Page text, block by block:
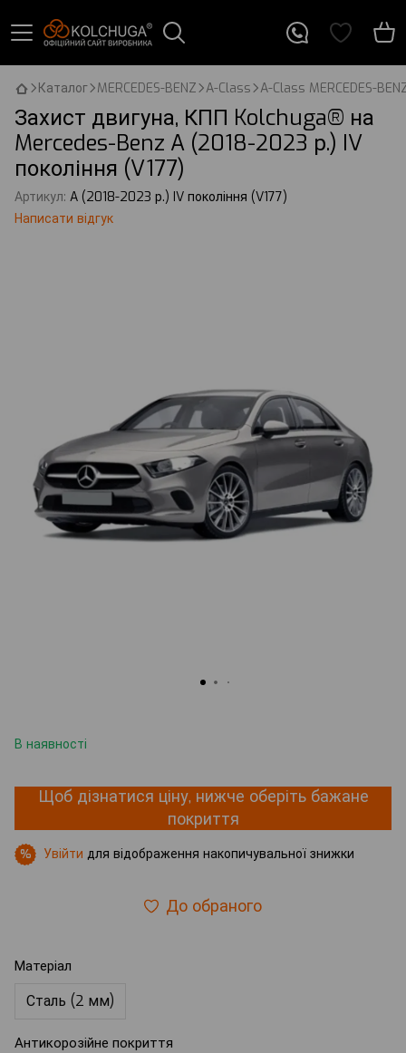
Каталог MERCEDES-BENZ A-Class A-Class MERCEDES-
Захист двигуна, КПП Kolchuga® на
Mercedes-Benz A (2018-2023 р.) IV
покоління (V177)
Артикул: A (2018-2023 р.) IV покоління (V177)
Написати відгук
В наявності
Щоб дізнатися ціну, нижче оберіть бажане
покриття
% Увійти для відображення накопичувальної знижки
До обраного
Матеріал
Сталь (2 мм)
Антикорозійне покриття